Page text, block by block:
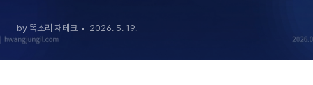
2026년 최신 정보)
by 똑소리 재테크 2026. 5. 19.